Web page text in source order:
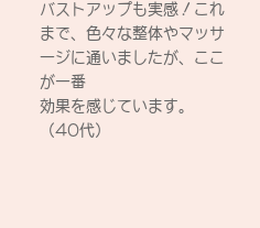
バストアップも実感！これ
まで、色々な整体やマッサ
ージに通いましたが、ここ
が一番
効果を感じています。
（40代）